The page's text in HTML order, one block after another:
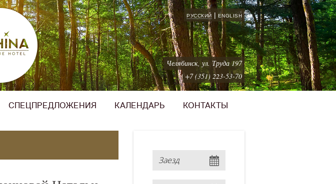
РУССКИЙ | ENGLISH
Челябинск, ул. Труда 197
+7 (351) 223-53-70
СПЕЦПРЕДЛОЖЕНИЯ КАЛЕНДАРЬ КОНТАКТЫ